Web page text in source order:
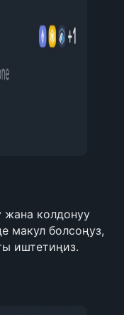
жана колдонуу
макул болсоңуз,
иштетиңиз.